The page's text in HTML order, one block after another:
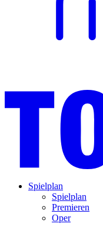
Spielplan
Spielplan
Premieren
Oper